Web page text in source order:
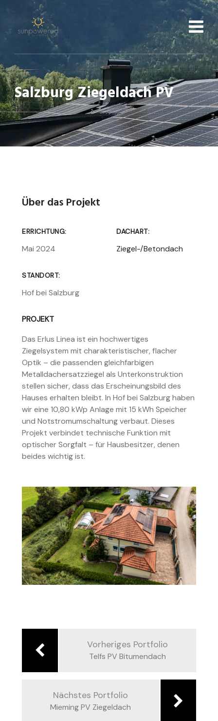
content
Salzburg Ziegeldach PV
Über das Projekt
ERRICHTUNG:
Mai 2024
DACHART:
Ziegel-/Betondach
STANDORT:
Hof bei Salzburg
PROJEKT
Das Erlus Linea ist ein hochwertiges
Ziegelsystem mit charakteristischer, flacher
Optik – die passenden gleichfarbigen
Metalldachersatzziegel als Unterkonstruktion
stellen sicher, dass das Erscheinungsbild des
Hauses erhalten bleibt. In Hof bei Salzburg haben
wir eine 10,80 kWp Anlage mit 15 kWh Speicher
und Notstromumschaltung verbaut. Dieses
Projekt verbindet technische Funktion mit
optischer Sorgfalt – für Hausbesitzer, denen
beides wichtig ist.
Vorheriges Portfolio
Telfs PV Bitumendach
Nächstes Portfolio
Mieming PV Ziegeldach